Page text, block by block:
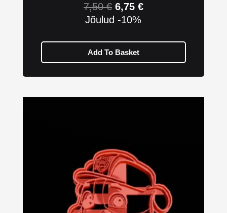
7,50€ 6,75 €
Jõulud -10%
Add To Basket